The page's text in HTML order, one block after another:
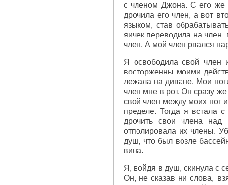
с членом Джона. С его же
дрочила его член, а вот
языком, став
яичек переводила на член,
член. А мой член рвался
Я освободила свой член
восторженны моими
лежала на диване. Мои
член мне в рот. Он сразу
свой член между моих ног
пределе. Тогда я встала
дрочить свои члена
отполировала их члены.
душ, что был возле
вина.
Я, войдя в душ, скинула с
Он, не сказав ни слова,